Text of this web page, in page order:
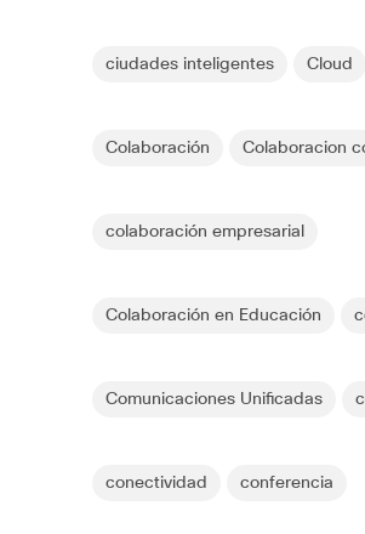
ciudades inteligentes Cloud
Colaboración Colaboracion
colaboración empresarial
Colaboración en Educación
Comunicaciones Unificadas
conectividad conferencia